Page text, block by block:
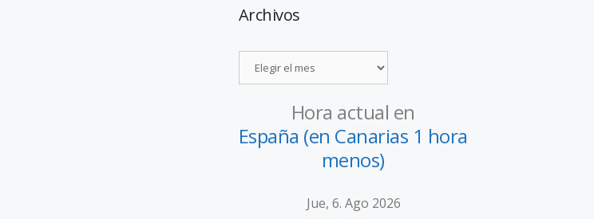
Archivos
Hora actual en
España (en Canarias 1 hora
menos)